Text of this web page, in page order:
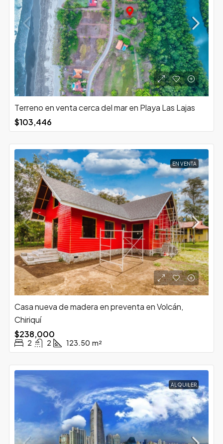
Terreno en venta cerca del mar en Playa Las Lajas
$103,446
EN VENTA
Casa nueva de madera en preventa en Volcán,
Chiriquí
$238,000
2 2 123.50 m²
ALQUILER